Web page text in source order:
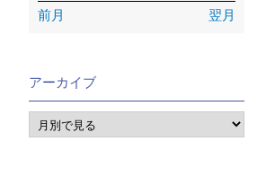
前月 翌月
アーカイブ